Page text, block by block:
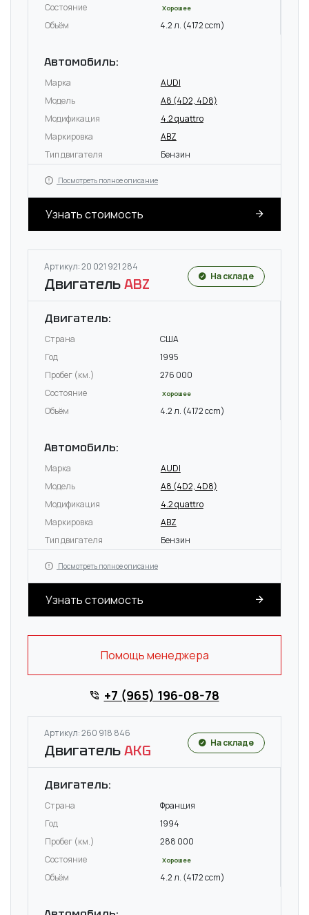
Состояние
Хорошее
Объём 4.2 л. (4172 ccm)
Автомобиль:
Марка
AUDI
Модель
A8 (4D2, 4D8)
Модификация
4.2 quattro
Маркировка
ABZ
Тип двигателя
Бензин
Посмотреть полное описание
Узнать стоимость
Артикул: 20 021 921 284
ДвигательABZ На складе
Двигатель:
Страна
США
Год
1995
Пробег (км.)
276 000
Состояние
Хорошее
Объём 4.2 л. (4172 ccm)
Автомобиль:
Марка
AUDI
Модель
A8 (4D2, 4D8)
Модификация
4.2 quattro
Маркировка
ABZ
Тип двигателя
Бензин
Посмотреть полное описание
Узнать стоимость
Помощь менеджера
+7 (965) 196-08-78
Артикул: 260 918 846
ДвигательAKG На складе
Двигатель:
Страна
Франция
Год
1994
Пробег (км.)
288 000
Состояние
Хорошее
Объём 4.2 л. (4172 ccm)